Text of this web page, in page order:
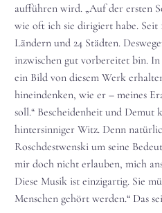
aufführen wird. „Auf der ersten
wie oft ich sie dirigiert habe. Seit
Ländern und 24 Städten.
inzwischen gut vorbereitet bin.
ein Bild von diesem Werk
hineindenken, wie er – meines
soll.“ Bescheidenheit und Demut
hintersinniger Witz. Denn
Roschdestwenski um seine
mir doch nicht erlauben, mich
Diese Musik ist einzigartig. Sie
Menschen gehört werden.“ Das